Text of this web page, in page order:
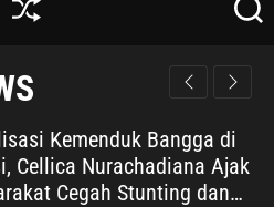
S
ff
S
r
h
Sampah Makin Efisien,
Ilmu Komputer UPER
Netrash